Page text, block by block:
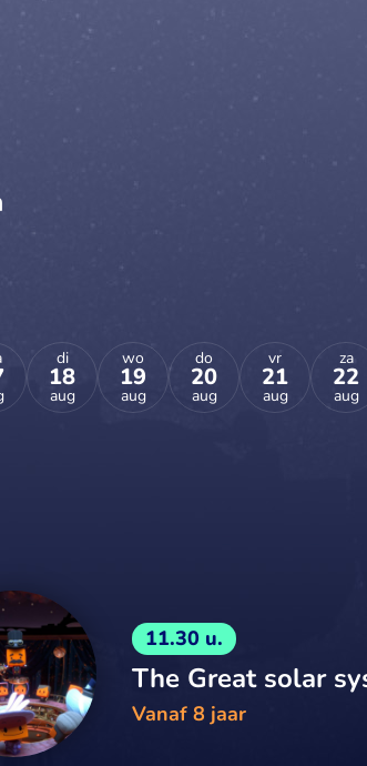
di
18
aug
wo
19
aug
do
20
aug
vr
21
aug
za
22
aug
11.30 u.
The Great solar
Vanaf 8 jaar